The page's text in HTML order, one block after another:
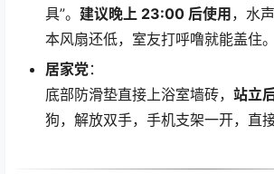
具”。 建议晚上 23:00 后使用，水
本风扇还低，室友打呼噜就能盖住。
居家党：
底部防滑垫直接上浴室墙砖， 站立
狗，解放双手，手机支架一开，直接